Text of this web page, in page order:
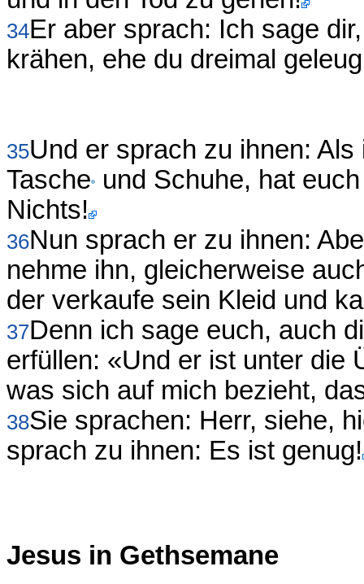
34Er aber sprach: Ich sage
krähen, ehe du dreimal
35Und er sprach zu ihnen:
Tasche und Schuhe, hat
Nichts!
36Nun sprach er zu ihnen:
nehme ihn, gleicherweise
der verkaufe sein Kleid und
37Denn ich sage euch, auch
erfüllen: «Und er ist unter die
was sich auf mich bezieht,
38Sie sprachen: Herr, siehe,
sprach zu ihnen: Es ist genug!
Jesus in Gethsemane